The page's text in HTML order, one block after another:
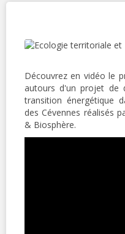
Découvrez en vidéo le
autours d'un projet de
transition énergétique
des Cévennes réalisés
& Biosphère.